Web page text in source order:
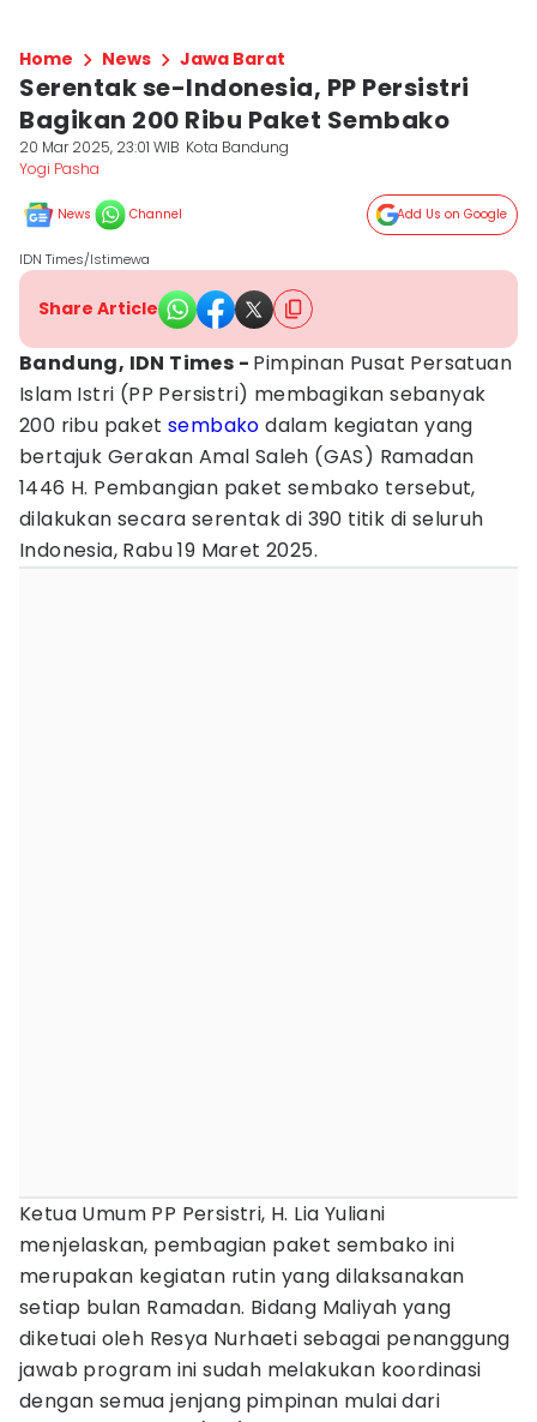
Home News Jawa Barat
Serentak se-Indonesia, PP Persistri
Bagikan 200 Ribu Paket Sembako
20 Mar 2025, 23:01 WIB Kota Bandung
Yogi Pasha
News Channel Add Us on Google
IDN Times/Istimewa
Share Article
Bandung, IDN Times - Pimpinan Pusat Persatuan
Islam Istri (PP Persistri) membagikan sebanyak
200 ribu paketsembako dalam kegiatan yang
bertajuk Gerakan Amal Saleh (GAS) Ramadan
1446 H. Pembangian paket sembako tersebut,
dilakukan secara serentak di 390 titik di seluruh
Indonesia, Rabu 19 Maret 2025.
Ketua Umum PP Persistri, H. Lia Yuliani
menjelaskan, pembagian paket sembako ini
merupakan kegiatan rutin yang dilaksanakan
setiap bulan Ramadan. Bidang Maliyah yang
diketuai oleh Resya Nurhaeti sebagai penanggung
jawab program ini sudah melakukan koordinasi
dengan semua jenjang pimpinan mulai dari